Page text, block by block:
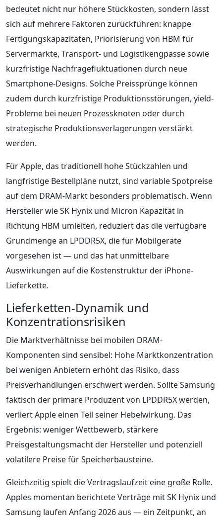
bedeutet nicht nur höhere Stückkosten, sondern lässt
sich auf mehrere Faktoren zurückführen: knappe
Fertigungskapazitäten, Priorisierung von HBM für
Servermärkte, Transport- und Logistikengpässe sowie
kurzfristige Nachfragefluktuationen durch neue
Smartphone-Designs. Solche Preissprünge können
zudem durch kurzfristige Produktionsstörungen, yield-
Probleme bei neuen Prozessknoten oder durch
strategische Produktionsverlagerungen verstärkt
werden.
Für Apple, das traditionell hohe Stückzahlen und
langfristige Bestellpläne nutzt, sind variable Spotpreise
auf dem DRAM-Markt besonders problematisch. Wenn
Hersteller wie SK Hynix und Micron Kapazität in
Richtung HBM umleiten, reduziert das die verfügbare
Grundmenge an LPDDR5X, die für Mobilgeräte
vorgesehen ist — und das hat unmittelbare
Auswirkungen auf die Kostenstruktur der iPhone-
Lieferkette.
Lieferketten-Dynamik und
Konzentrationsrisiken
Die Marktverhältnisse bei mobilen DRAM-
Komponenten sind sensibel: Hohe Marktkonzentration
bei wenigen Anbietern erhöht das Risiko, dass
Preisverhandlungen erschwert werden. Sollte Samsung
faktisch der primäre Produzent von LPDDR5X werden,
verliert Apple einen Teil seiner Hebelwirkung. Das
Ergebnis: weniger Wettbewerb, stärkere
Preisgestaltungsmacht der Hersteller und potenziell
volatilere Preise für Speicherbausteine.
Gleichzeitig spielt die Vertragslaufzeit eine große Rolle.
Apples momentan berichtete Verträge mit SK Hynix und
Samsung laufen Anfang 2026 aus — ein Zeitpunkt, an